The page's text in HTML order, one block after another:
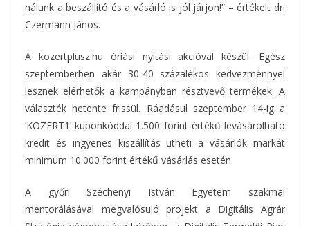
nálunk a beszállító és a vásárló is jól járjon!” – értékelt dr.
Czermann János.
A kozertplusz.hu óriási nyitási akcióval készül. Egész
szeptemberben akár 30-40 százalékos kedvezménnyel
lesznek elérhetők a kampányban résztvevő termékek. A
választék hetente frissül. Ráadásul szeptember 14-ig a
’KOZERT1’ kuponkóddal 1.500 forint értékű levásárolható
kredit és ingyenes kiszállítás ütheti a vásárlók markát
minimum 10.000 forint értékű vásárlás esetén.
A győri Széchenyi István Egyetem szakmai
mentorálásával megvalósuló projekt a Digitális Agrár